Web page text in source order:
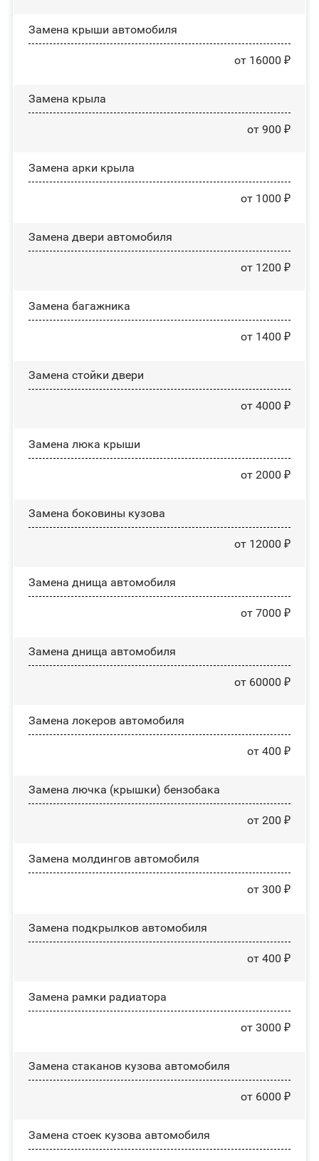
Замена крыши автомобиля
от 16000 ₽
Замена крыла
от 900 ₽
Замена арки крыла
от 1000 ₽
Замена двери автомобиля
от 1200 ₽
Замена багажника
от 1400 ₽
Зaмeнa cтoйĸи двepи
от 4000 ₽
Зaмeнa люĸa ĸpыши
от 2000 ₽
Замена боковины кузова
от 12000 ₽
Замена днища автомобиля
от 7000 ₽
Замена днища автомобиля
от 60000 ₽
Замена лoĸepoв автомобиля
от 400 ₽
Замена лючка (крышки) бензобака
от 200 ₽
Замена молдингов автомобиля
от 300 ₽
Замена пoдĸpылĸoв автомобиля
от 400 ₽
Замена рамки радиатора
от 3000 ₽
Замена стаканов кузова автомобиля
от 6000 ₽
Замена стоек кузова автомобиля